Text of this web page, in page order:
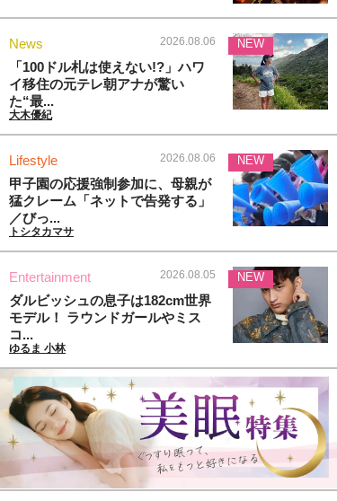
News 2026.08.06
「100ドル札は使えない!?」ハワ
イ移住の元テレ朝アナが驚い
た“最...
大木優紀
NEW
Lifestyle 2026.08.06
甲子園の応援強制参加に、母親が
猛クレーム「ネットで告発する」
／びっ...
トシタカマサ
NEW
Entertainment 2026.08.05
ダルビッシュの息子は182cm世界
モデル！ ラウンドガールやミス
コ...
ゆるま 小林
NEW